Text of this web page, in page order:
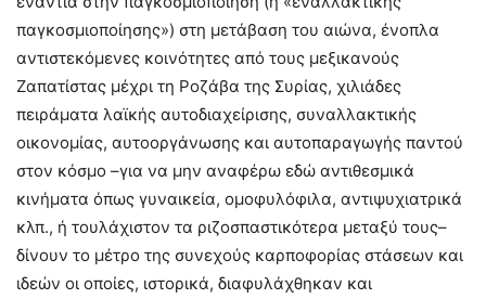
παγκοσμιοποίησης») στη μετάβαση του αιώνα, ένοπλα
αντιστεκόμενες κοινότητες από τους μεξικανούς
Ζαπατίστας μέχρι τη Ροζάβα της Συρίας, χιλιάδες
πειράματα λαϊκής αυτοδιαχείρισης, συναλλακτικής
οικονομίας, αυτοοργάνωσης και αυτοπαραγωγής παντού
στον κόσμο –για να μην αναφέρω εδώ αντιθεσμικά
κινήματα όπως γυναικεία, ομοφυλόφιλα, αντιψυχιατρικά
κλπ., ή τουλάχιστον τα ριζοσπαστικότερα μεταξύ τους–
δίνουν το μέτρο της συνεχούς καρποφορίας στάσεων και
ιδεών οι οποίες, ιστορικά, διαφυλάχθηκαν και